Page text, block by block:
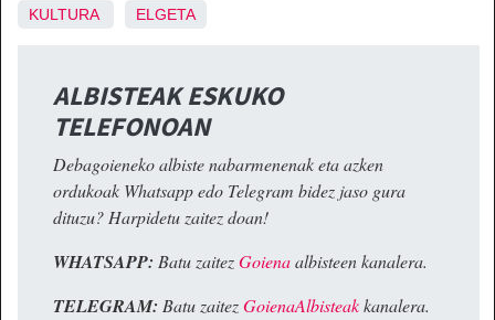
KULTURA ELGETA
ALBISTEAK ESKUKO
TELEFONOAN
Debagoieneko albiste nabarmenenak eta azken
ordukoak Whatsapp edo Telegram bidez jaso gura
dituzu? Harpidetu zaitez doan!
WHATSAPP: Batu zaitezGoienaalbisteen kanalera.
TELEGRAM: Batu zaitezGoienaAlbisteakkanalera.